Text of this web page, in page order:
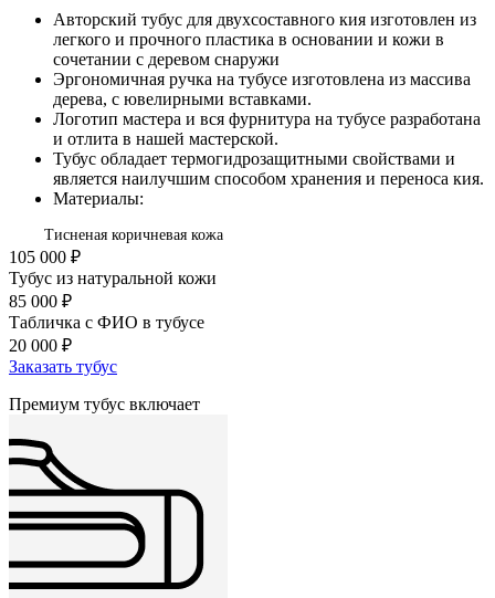
Авторский тубус для двухсоставного кия изготовлен из
легкого и прочного пластика в основании и кожи в
сочетании с деревом снаружи
Эргономичная ручка на тубусе изготовлена из массива
дерева, с ювелирными вставками.
Логотип мастера и вся фурнитура на тубусе разработана
и отлита в нашей мастерской.
Тубус обладает термогидрозащитными свойствами и
является наилучшим способом хранения и переноса кия.
Материалы:
Тисненая коричневая кожа
105 000 ₽
Тубус из натуральной кожи
85 000 ₽
Табличка с ФИО в тубусе
20 000 ₽
Заказать тубус
Премиум тубус включает